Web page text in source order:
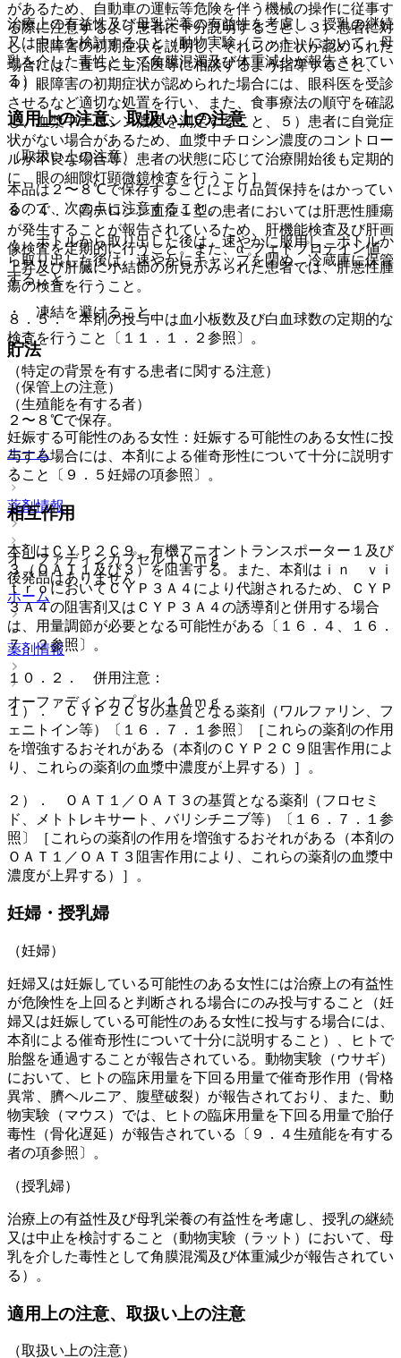
治療上の有益性及び母乳栄養の有益性を考慮し、授乳の継続
又は中止を検討すること（動物実験（ラット）において、母
乳を介した毒性として角膜混濁及び体重減少が報告されてい
る）。
適用上の注意、取扱い上の注意
（取扱い上の注意）
本品は２〜８℃で保存することにより品質保持をはかってい
るので、次の点に注意すること。
・ ボトルから取り出した後は、速やかに服用し、ボトルか
ら取り出した後は、速やかにキャップを閉め、冷蔵庫に保管
すること。
・ 凍結を避けること。
貯法
（保管上の注意）
２〜８℃で保存。
ホーム
薬剤情報
オーファディンカプセル１０ｍｇ
後発品はありません
ホーム
薬剤情報
オーファディンカプセル１０ｍｇ
があるため、自動車の運転等危険を伴う機械の操作に従事す
る際に注意するよう患者に十分説明すること、３）患者に対
し、眼障害の初期症状を説明し、それらの症状が認められた
場合には、直ちに主治医等に相談するよう指導すること、
４）眼障害の初期症状が認められた場合には、眼科医を受診
させるなど適切な処置を行い、また、食事療法の順守を確認
し、血漿中チロシン濃度を測定すること、５）患者に自覚症
状がない場合があるため、血漿中チロシン濃度のコントロー
ルが不良な場合等、患者の状態に応じて治療開始後も定期的
に、眼の細隙灯顕微鏡検査を行うこと］。
８．４． 高チロシン血症１型の患者においては肝悪性腫瘍
が発生することが報告されているため、肝機能検査及び肝画
像検査を定期的に行うこと。また、α−フェトプロテイン値
上昇及び肝臓に小結節の所見がみられた患者では、肝悪性腫
瘍の検査を行うこと。
８．５． 本剤の投与中は血小板数及び白血球数の定期的な
検査を行うこと〔１１．１．２参照〕。
（特定の背景を有する患者に関する注意）
（生殖能を有する者）
妊娠する可能性のある女性：妊娠する可能性のある女性に投
与する場合には、本剤による催奇形性について十分に説明す
ること〔９．５妊婦の項参照〕。
相互作用
本剤はＣＹＰ２Ｃ９、有機アニオントランスポーター１及び
３（ＯＡＴ１及び３）を阻害する。また、本剤はｉｎ ｖｉ
ｔｒｏにおいてＣＹＰ３Ａ４により代謝されるため、ＣＹＰ
３Ａ４の阻害剤又はＣＹＰ３Ａ４の誘導剤と併用する場合
は、用量調節が必要となる可能性がある〔１６．４、１６．
７．２参照〕。
１０．２． 併用注意：
１）． ＣＹＰ２Ｃ９の基質となる薬剤（ワルファリン、フ
ェニトイン等）〔１６．７．１参照〕［これらの薬剤の作用
を増強するおそれがある（本剤のＣＹＰ２Ｃ９阻害作用によ
り、これらの薬剤の血漿中濃度が上昇する）］。
２）． ＯＡＴ１／ＯＡＴ３の基質となる薬剤（フロセミ
ド、メトトレキサート、バリシチニブ等）〔１６．７．１参
照〕［これらの薬剤の作用を増強するおそれがある（本剤の
ＯＡＴ１／ＯＡＴ３阻害作用により、これらの薬剤の血漿中
濃度が上昇する）］。
妊婦・授乳婦
（妊婦）
妊婦又は妊娠している可能性のある女性には治療上の有益性
が危険性を上回ると判断される場合にのみ投与すること（妊
婦又は妊娠している可能性のある女性に投与する場合には、
本剤による催奇形性について十分に説明すること）、ヒトで
胎盤を通過することが報告されている。動物実験（ウサギ）
において、ヒトの臨床用量を下回る用量で催奇形作用（骨格
異常、臍ヘルニア、腹壁破裂）が報告されており、また、動
物実験（マウス）では、ヒトの臨床用量を下回る用量で胎仔
毒性（骨化遅延）が報告されている〔９．４生殖能を有する
者の項参照〕。
（授乳婦）
治療上の有益性及び母乳栄養の有益性を考慮し、授乳の継続
又は中止を検討すること（動物実験（ラット）において、母
乳を介した毒性として角膜混濁及び体重減少が報告されてい
る）。
適用上の注意、取扱い上の注意
（取扱い上の注意）